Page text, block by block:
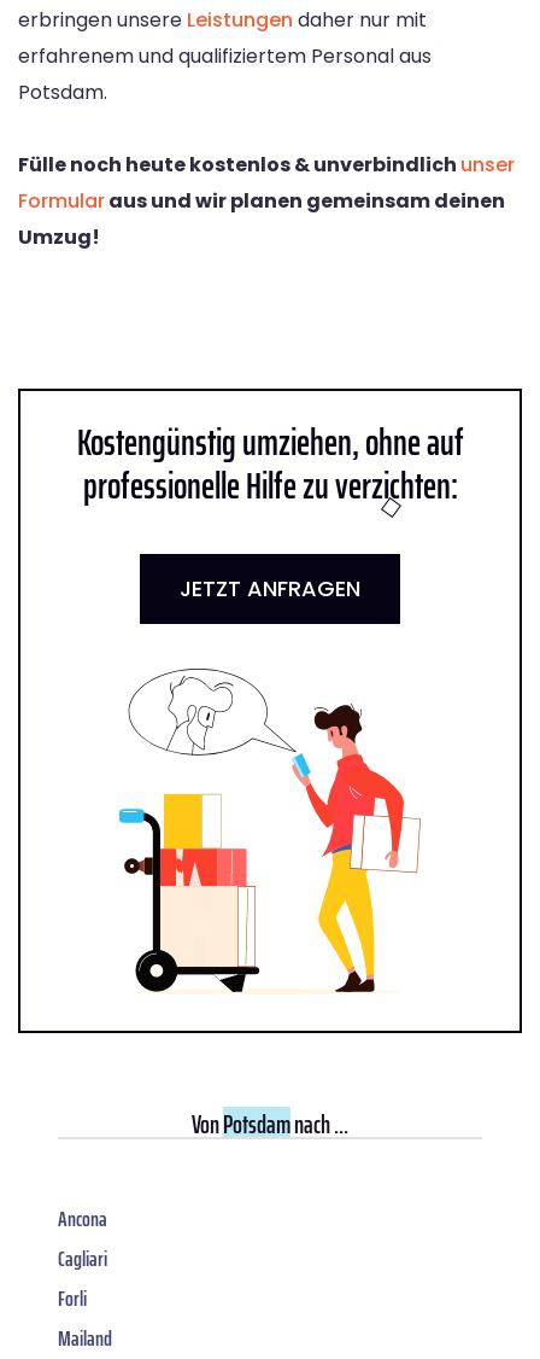
erbringen unsere Leistungen daher nur mit
erfahrenem und qualifiziertem Personal aus
Potsdam.
Fülle noch heute kostenlos & unverbindlich unser
Formularaus und wir planen gemeinsam deinen
Umzug!
Kostengünstig umziehen, ohne auf
professionelle Hilfe zu verzichten:
JETZT ANFRAGEN
VonPotsdamnach ...
Ancona
Cagliari
Forli
Mailand